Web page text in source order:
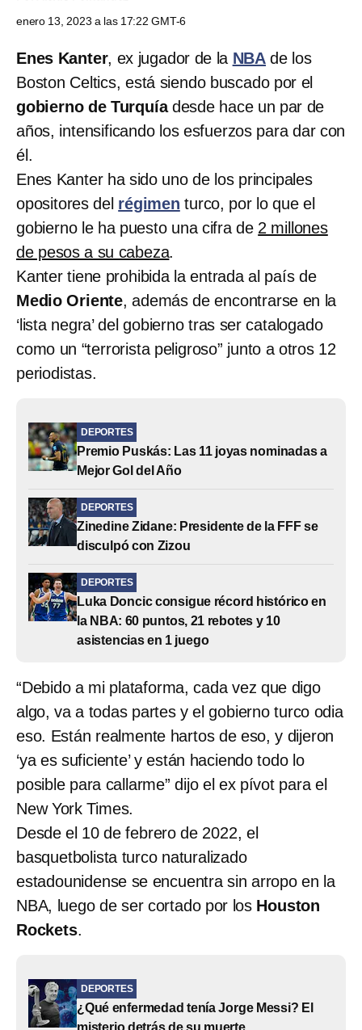
enero 13, 2023 a las 17:22 GMT-6
Enes Kanter, ex jugador de la NBA de los
Boston Celtics, está siendo buscado por el
gobierno de Turquíadesde hace un par de
años, intensificando los esfuerzos para dar con
él.
Enes Kanter ha sido uno de los principales
opositores del régimen turco, por lo que el
gobierno le ha puesto una cifra de 2 millones
de pesos a su cabeza.
Kanter tiene prohibida la entrada al país de
Medio Oriente, además de encontrarse en la
‘lista negra’ del gobierno tras ser catalogado
como un “terrorista peligroso” junto a otros 12
periodistas.
DEPORTES
Premio Puskás: Las 11 joyas nominadas a
Mejor Gol del Año
DEPORTES
Zinedine Zidane: Presidente de la FFF se
disculpó con Zizou
DEPORTES
Luka Doncic consigue récord histórico en
la NBA: 60 puntos, 21 rebotes y 10
asistencias en 1 juego
“Debido a mi plataforma, cada vez que digo
algo, va a todas partes y el gobierno turco odia
eso. Están realmente hartos de eso, y dijeron
‘ya es suficiente’ y están haciendo todo lo
posible para callarme” dijo el ex pívot para el
New York Times.
Desde el 10 de febrero de 2022, el
basquetbolista turco naturalizado
estadounidense se encuentra sin arropo en la
NBA, luego de ser cortado por los Houston
Rockets.
DEPORTES
¿Qué enfermedad tenía Jorge Messi? El
misterio detrás de su muerte